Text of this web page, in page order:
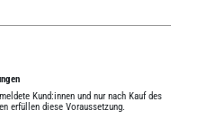
Kund:innen und nur nach Kauf des
erfüllen diese Voraussetzung.